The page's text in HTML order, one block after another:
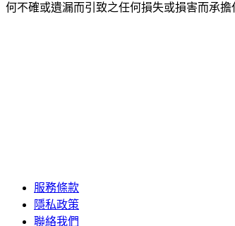
何不確或遺漏而引致之任何損失或損害而承
服務條款
隱私政策
聯絡我們